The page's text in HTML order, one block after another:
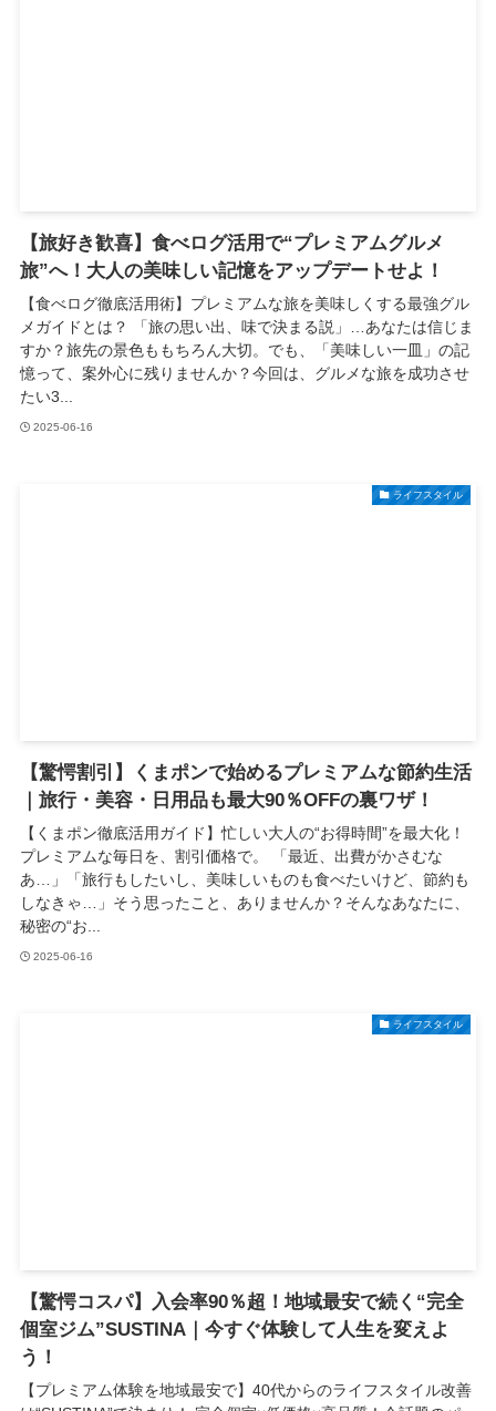
【旅好き歓喜】食べログ活用で“プレミアムグルメ
旅”へ！大人の美味しい記憶をアップデートせよ！
【食べログ徹底活用術】プレミアムな旅を美味しくする最強グル
メガイドとは？ 「旅の思い出、味で決まる説」…あなたは信じま
すか？旅先の景色ももちろん大切。でも、「美味しい一皿」の記
憶って、案外心に残りませんか？今回は、グルメな旅を成功させ
たい3...
2025-06-16
ライフスタイル
【驚愕割引】くまポンで始めるプレミアムな節約生活
｜旅行・美容・日用品も最大90％OFFの裏ワザ！
【くまポン徹底活用ガイド】忙しい大人の“お得時間”を最大化！
プレミアムな毎日を、割引価格で。 「最近、出費がかさむな
あ…」「旅行もしたいし、美味しいものも食べたいけど、節約も
しなきゃ…」そう思ったこと、ありませんか？そんなあなたに、
秘密の“お...
2025-06-16
ライフスタイル
【驚愕コスパ】入会率90％超！地域最安で続く“完全
個室ジム”SUSTINA｜今すぐ体験して人生を変えよ
う！
【プレミアム体験を地域最安で】40代からのライフスタイル改善